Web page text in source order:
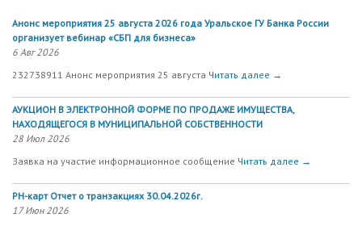
Анонс мероприятия 25 августа 2026 года Уральское ГУ Банка России
организует вебинар «СБП для бизнеса»
6 Авг 2026
232738911 Анонс мероприятия 25 августа Читать далее →
АУКЦИОН В ЭЛЕКТРОННОЙ ФОРМЕ ПО ПРОДАЖЕ ИМУЩЕСТВА,
НАХОДЯЩЕГОСЯ В МУНИЦИПАЛЬНОЙ СОБСТВЕННОСТИ
28 Июл 2026
Заявка на участие информационное сообщение Читать далее →
РН-карт Отчет о транзакциях 30.04.2026г.
17 Июн 2026